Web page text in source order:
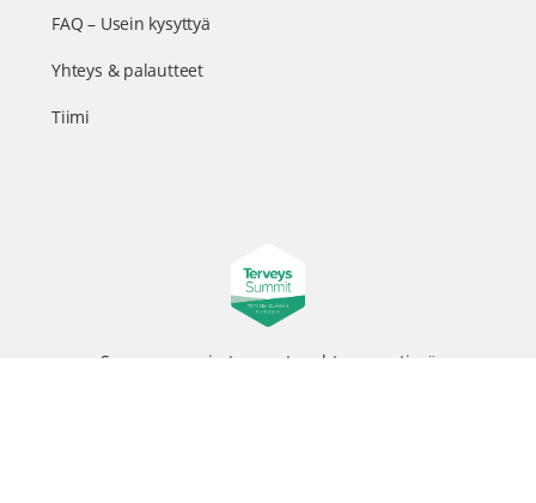
FAQ – Usein kysyttyä
Yhteys & palautteet
Tiimi
Suomen suurin terveystapahtuma netissä